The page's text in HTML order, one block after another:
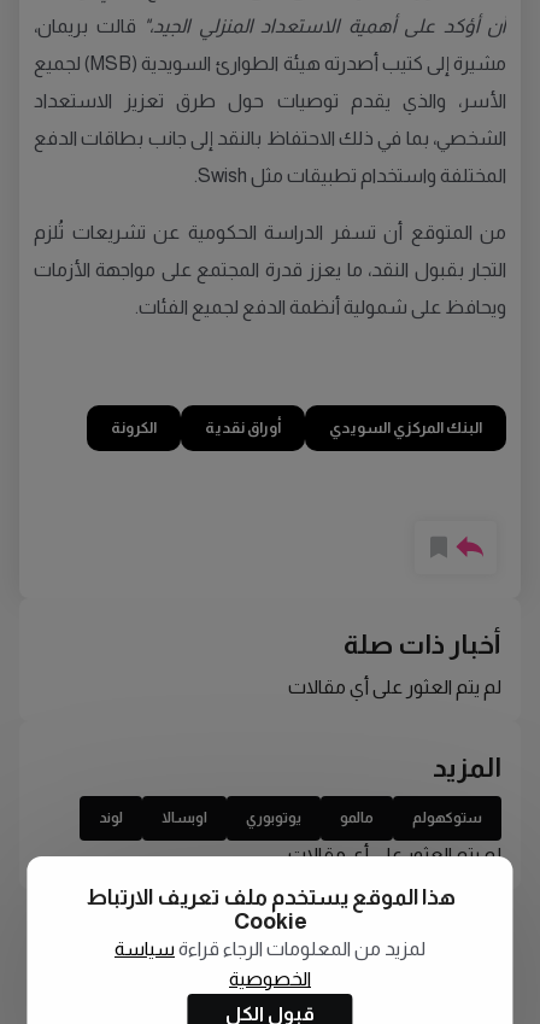
أن أؤكد على أهمية الاستعداد المنزلي الجيد،" قالت بريمان،
مشيرة إلى كتيب أصدرته هيئة الطوارئ السويدية (MSB) لجميع
الأسر، والذي يقدم توصيات حول طرق تعزيز الاستعداد
الشخصي، بما في ذلك الاحتفاظ بالنقد إلى جانب بطاقات الدفع
المختلفة واستخدام تطبيقات مثل Swish.
من المتوقع أن تسفر الدراسة الحكومية عن تشريعات تُلزم
التجار بقبول النقد، ما يعزز قدرة المجتمع على مواجهة الأزمات
ويحافظ على شمولية أنظمة الدفع لجميع الفئات.
البنك المركزي السويدي أوراق نقدية الكرونة
أخبار ذات صلة
لم يتم العثور على أي مقالات
المزيد
ستوكهولم مالمو يوتوبوري اوبسالا لوند
لم يتم العثور على أي مقالات
هذا الموقع يستخدم ملف تعريف الارتباط
Cookie
لمزيد من المعلومات الرجاء قراءة سياسة
الخصوصية
قبول الكل